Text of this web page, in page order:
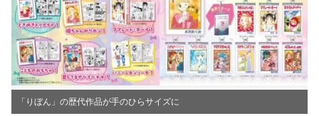
「りぼん」の歴代作品が手のひらサイズに